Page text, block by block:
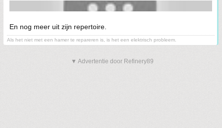
En nog meer uit zijn repertoire.
Als het niet met een hamer te repareren is, is het een elektrisch probleem.
▼ Advertentie door Refinery89